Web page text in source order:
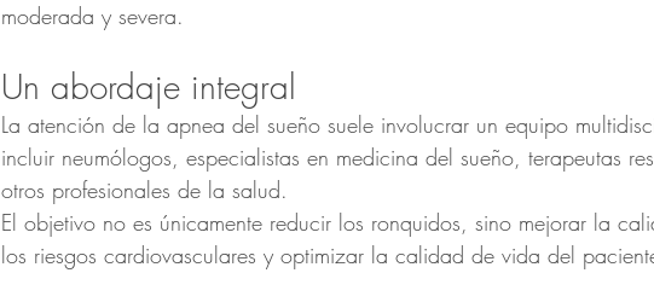
moderada y severa.
Un abordaje integral
La atención de la apnea del sueño suele involucrar un equipo
incluir neumólogos, especialistas en medicina del sueño, terapeutas
otros profesionales de la salud.
El objetivo no es únicamente reducir los ronquidos, sino mejorar la
los riesgos cardiovasculares y optimizar la calidad de vida del